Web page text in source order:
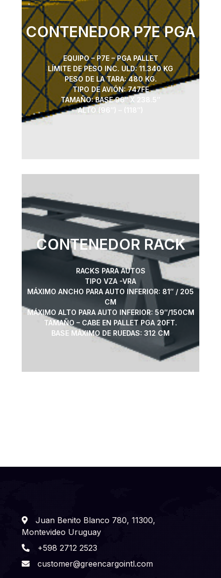
CONTENEDOR P7E PGA
EQUIPO – P7E – PGA PALLET
LÍMITE DE PESO INC. ULD: 11.340 KG
PESO DE LA TARA: 480 KG.
TIPO DE AVIÓN: 747FE
TAMAÑO: BASE 96″ X 238.5″
ALTO (96″) – (118″)
CONTENEDOR RACK
RACKS PARA AUTOS
TIPO VZA -VRA
MÁXIMO ANCHO PARA AUTO INFERIOR: 81″ / 205
CM
MÁXIMO ALTO PARA AUTO INFERIOR: 59″/150CM
TAMAÑO – CABE EN PALLET PGA 20FT.
BASE MÁXIMO DE RUEDAS: 312 CM
Juan Benito Blanco 780, 11300,
Montevideo Uruguay
+598 2712 2523
customer@greencargointl.com